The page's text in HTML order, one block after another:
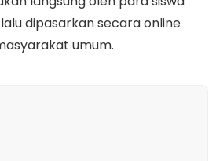
dipasarkan secara online
umum.